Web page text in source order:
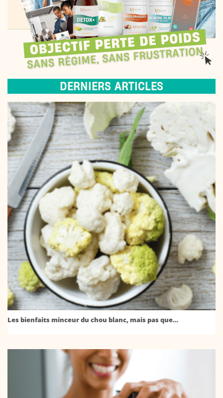
DERNIERS ARTICLES
Les bienfaits minceur du chou blanc, mais pas que…